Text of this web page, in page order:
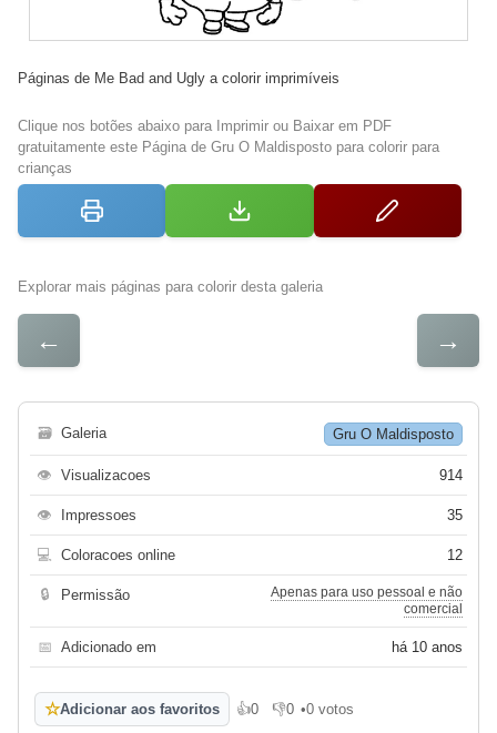
Páginas de Me Bad and Ugly a colorir imprimíveis
Clique nos botões abaixo para Imprimir ou Baixar em PDF
gratuitamente este Página de Gru O Maldisposto para colorir para
crianças
Explorar mais páginas para colorir desta galeria
← →
🗃 Galeria Gru O Maldisposto
👁 Visualizacoes 914
👁 Impressoes 35
💻 Coloracoes online 12
🔒 Permissão
Apenas para uso pessoal e não
comercial
📅 Adicionado em há 10 anos
☆Adicionar aos favoritos 👍0
Gosto 👎0
Não gosto
•0 votos